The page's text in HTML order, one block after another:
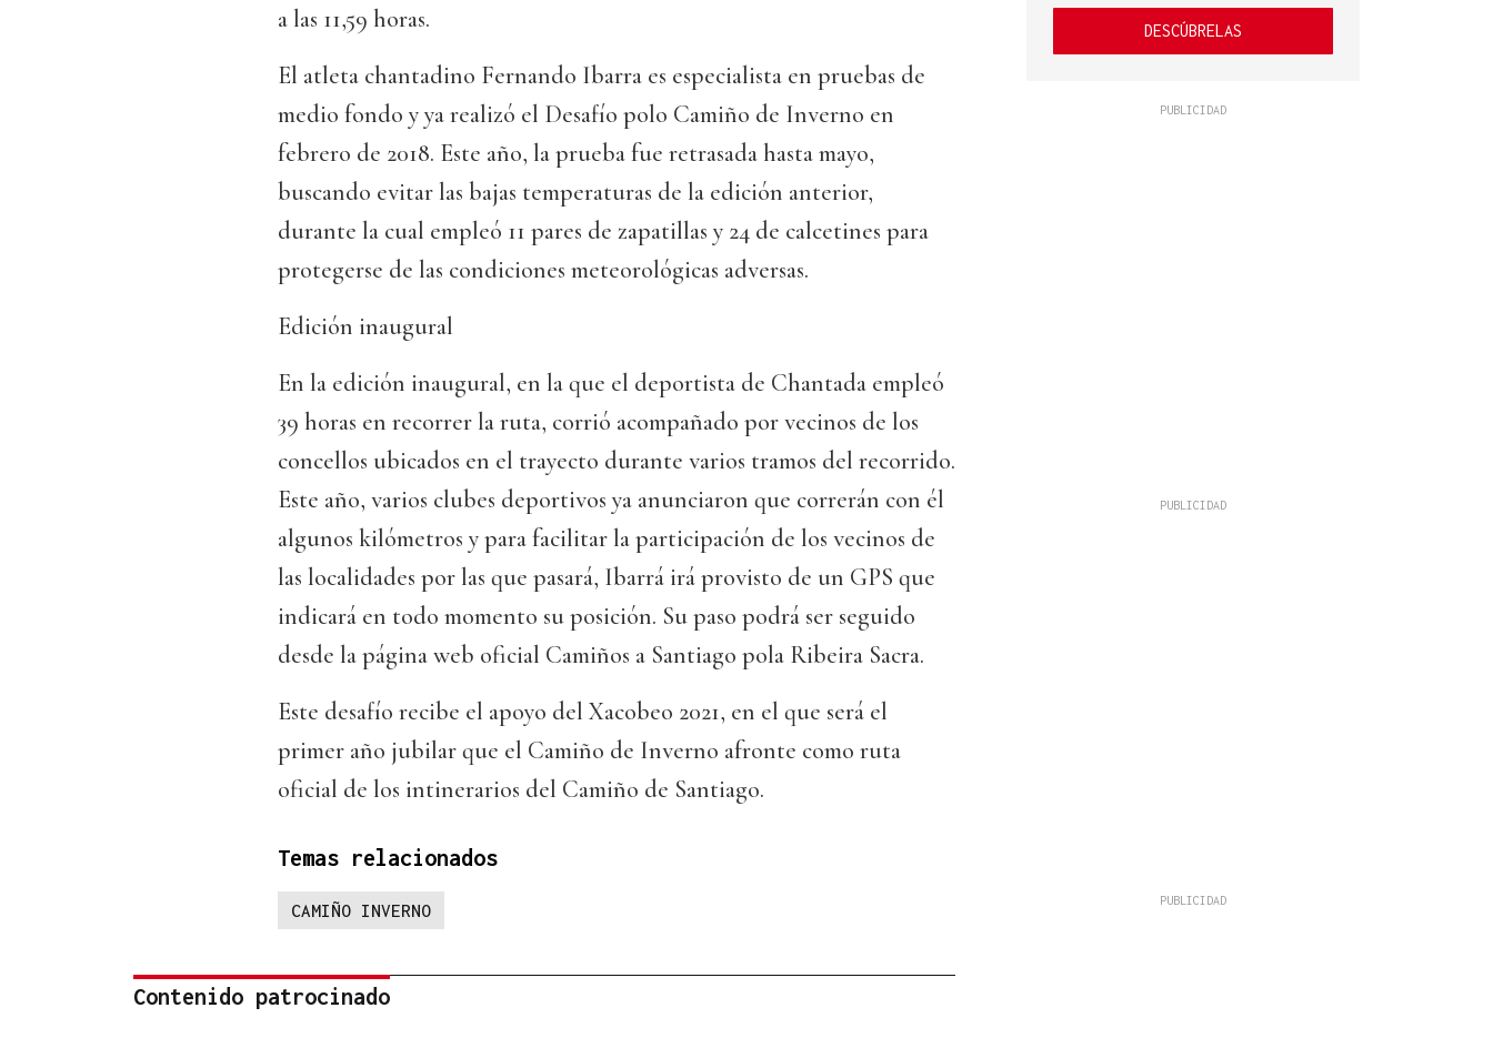
a las 11,59 horas.
El atleta chantadino Fernando Ibarra es especialista en pruebas de
medio fondo y ya realizó el Desafío polo Camiño de Inverno en
febrero de 2018. Este año, la prueba fue retrasada hasta mayo,
buscando evitar las bajas temperaturas de la edición anterior,
durante la cual empleó 11 pares de zapatillas y 24 de calcetines para
protegerse de las condiciones meteorológicas adversas.
Edición inaugural
En la edición inaugural, en la que el deportista de Chantada empleó
39 horas en recorrer la ruta, corrió acompañado por vecinos de los
concellos ubicados en el trayecto durante varios tramos del recorrido.
Este año, varios clubes deportivos ya anunciaron que correrán con él
algunos kilómetros y para facilitar la participación de los vecinos de
las localidades por las que pasará, Ibarrá irá provisto de un GPS que
indicará en todo momento su posición. Su paso podrá ser seguido
desde la página web oficial Camiños a Santiago pola Ribeira Sacra.
Este desafío recibe el apoyo del Xacobeo 2021, en el que será el
primer año jubilar que el Camiño de Inverno afronte como ruta
oficial de los intinerarios del Camiño de Santiago.
Temas relacionados
CAMIÑO INVERNO
Contenido patrocinado
DESCÚBRELAS